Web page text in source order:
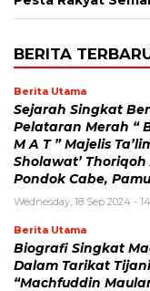
BERITA
Berita Utama
Sejarah Singkat
Pelataran Merah “
M A T ” Majelis
Sholawat’
Pondok Cabe,
Wednesday, 18 Sep 2024 -
Berita Utama
Biografi Singkat
Dalam Tarikat
“Machfuddin